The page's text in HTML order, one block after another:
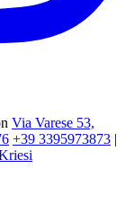
Via Varese 53,
+39 3395973873 |